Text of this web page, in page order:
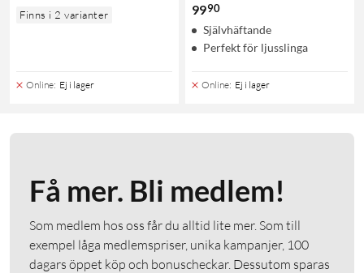
Finns i 2 varianter
Online: Ej i lager
9990
Självhäftande
Perfekt för ljusslinga
Online: Ej i lager
Få mer. Bli medlem!
Som medlem hos oss får du alltid lite mer. Som till
exempel låga medlemspriser, unika kampanjer, 100
dagars öppet köp och bonuscheckar. Dessutom sparas